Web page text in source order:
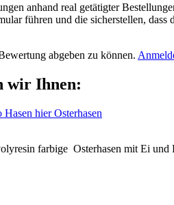
anhand real getätigter
führen und die sicherstellen,
abgeben zu können.
wir Ihnen:
farbige Osterhasen mit Ei